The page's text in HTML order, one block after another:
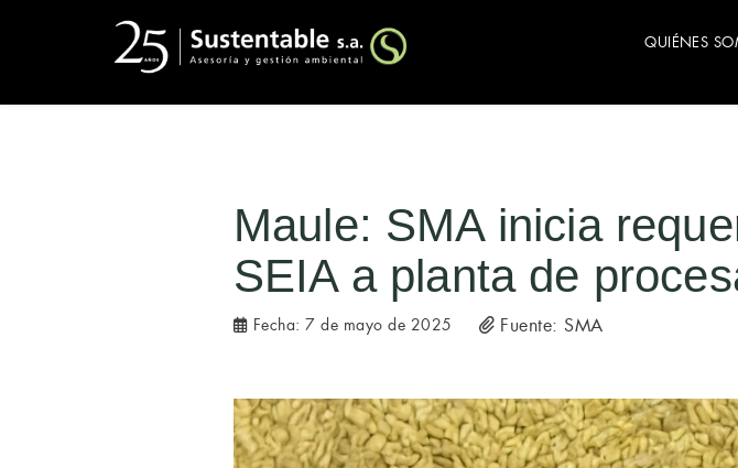
QUIÉNES
Maule: SMA inicia
SEIA a planta de
Fecha:7 de mayo de 2025 Fuente: SMA